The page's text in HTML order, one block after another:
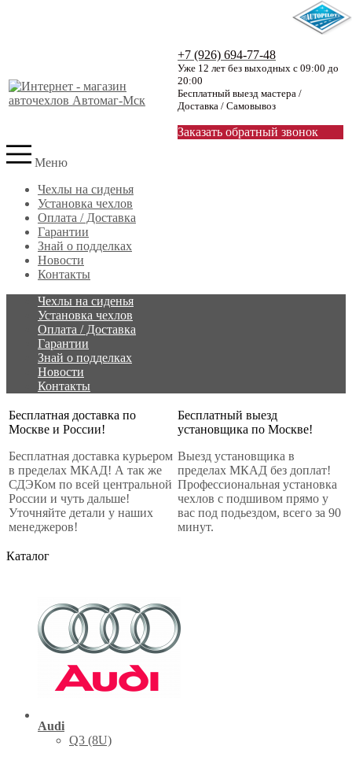
+7 (926) 694-77-48
Уже 12 лет без выходных с 09:00 до
20:00
Бесплатный выезд мастера /
Доставка / Самовывоз
Заказать обратный звонок
Меню
Чехлы на сиденья
Установка чехлов
Оплата / Доставка
Гарантии
Знай о подделках
Новости
Контакты
Чехлы на сиденья
Установка чехлов
Оплата / Доставка
Гарантии
Знай о подделках
Новости
Контакты
Бесплатная доставка по
Москве и России!
Бесплатная доставка курьером
в пределах МКАД! А так же
СДЭКом по всей центральной
России и чуть дальше!
Уточняйте детали у наших
менеджеров!
Бесплатный выезд
установщика по Москве!
Выезд установщика в
пределах МКАД без доплат!
Профессиональная установка
чехлов с подшивом прямо у
вас под подьездом, всего за 90
минут.
Каталог
Audi
Q3 (8U)